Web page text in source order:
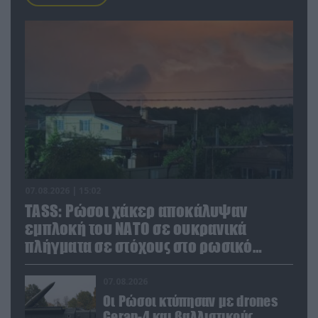
TASS: Ρώσοι χάκερ αποκάλυψαν
εμπλοκή του ΝΑΤΟ σε ουκρανικά
πλήγματα σε στόχους στο ρωσικό
έδαφος!
Οι Ρώσοι κτύπησαν με drones